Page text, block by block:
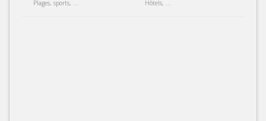
Plages, sports, ... Hôtels, ...